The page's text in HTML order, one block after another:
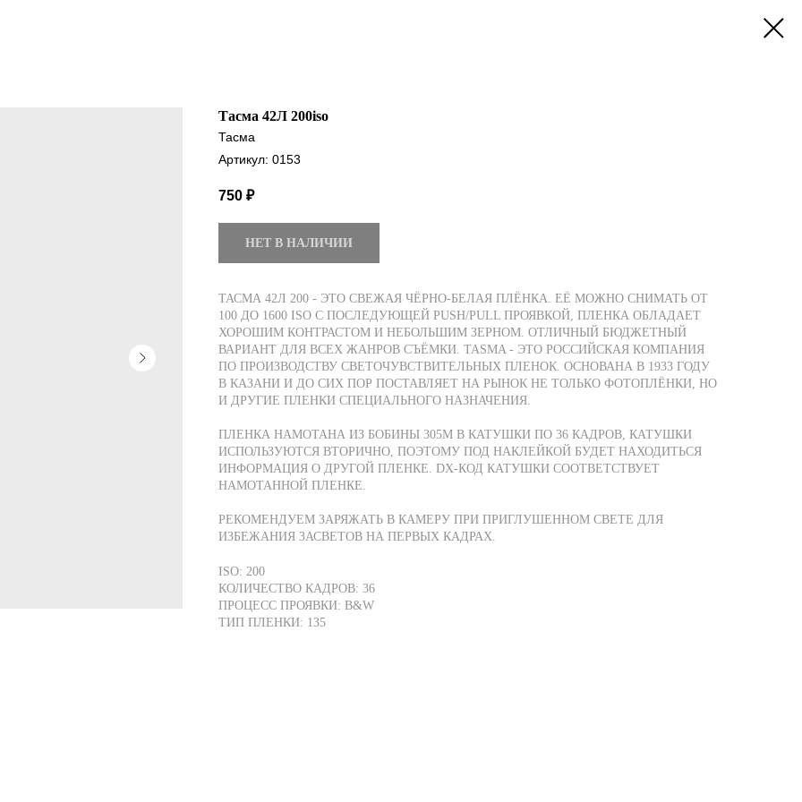
Тасма 42Л 200iso
Тасма
Артикул: 0153
750 ₽
НЕТ В НАЛИЧИИ
ТАСМА 42Л 200 - ЭТО СВЕЖАЯ ЧЁРНО-БЕЛАЯ ПЛЁНКА. ЕЁ МОЖНО СНИМАТЬ ОТ
100 ДО 1600 ISO С ПОСЛЕДУЮЩЕЙ PUSH/PULL ПРОЯВКОЙ, ПЛЕНКА ОБЛАДАЕТ
ХОРОШИМ КОНТРАСТОМ И НЕБОЛЬШИМ ЗЕРНОМ. ОТЛИЧНЫЙ БЮДЖЕТНЫЙ
ВАРИАНТ ДЛЯ ВСЕХ ЖАНРОВ СЪЁМКИ. TASMA - ЭТО РОССИЙСКАЯ КОМПАНИЯ
ПО ПРОИЗВОДСТВУ СВЕТОЧУВСТВИТЕЛЬНЫХ ПЛЕНОК. ОСНОВАНА В 1933 ГОДУ
В КАЗАНИ И ДО СИХ ПОР ПОСТАВЛЯЕТ НА РЫНОК НЕ ТОЛЬКО ФОТОПЛЁНКИ, НО
И ДРУГИЕ ПЛЕНКИ СПЕЦИАЛЬНОГО НАЗНАЧЕНИЯ.
ПЛЕНКА НАМОТАНА ИЗ БОБИНЫ 305М В КАТУШКИ ПО 36 КАДРОВ, КАТУШКИ
ИСПОЛЬЗУЮТСЯ ВТОРИЧНО, ПОЭТОМУ ПОД НАКЛЕЙКОЙ БУДЕТ НАХОДИТЬСЯ
ИНФОРМАЦИЯ О ДРУГОЙ ПЛЕНКЕ. DX-КОД КАТУШКИ СООТВЕТСТВУЕТ
НАМОТАННОЙ ПЛЕНКЕ.
РЕКОМЕНДУЕМ ЗАРЯЖАТЬ В КАМЕРУ ПРИ ПРИГЛУШЕННОМ СВЕТЕ ДЛЯ
ИЗБЕЖАНИЯ ЗАСВЕТОВ НА ПЕРВЫХ КАДРАХ.
ISO: 200
КОЛИЧЕСТВО КАДРОВ: 36
ПРОЦЕСС ПРОЯВКИ: B&W
ТИП ПЛЕНКИ: 135